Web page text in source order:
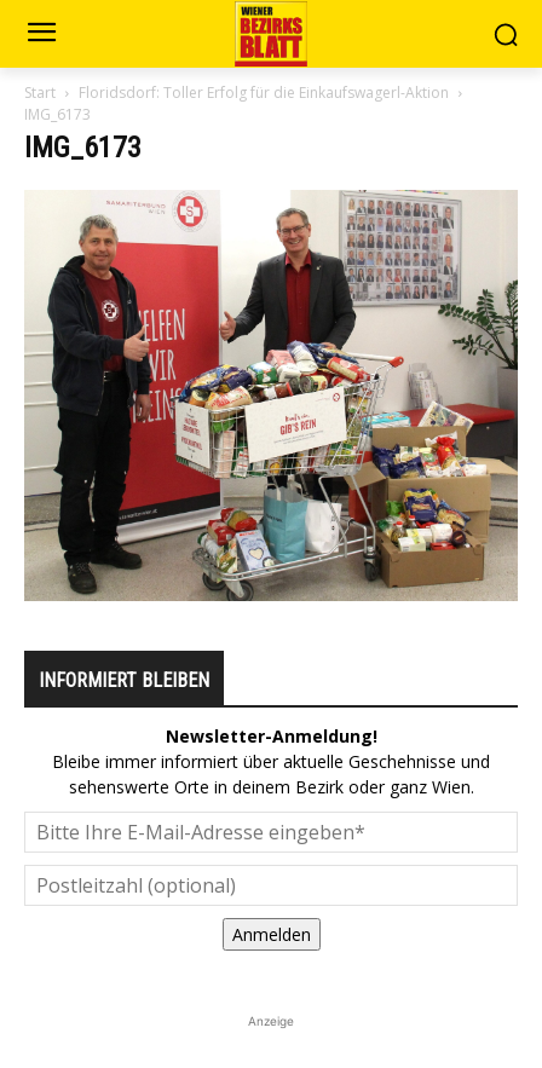
Start
Floridsdorf: Toller Erfolg für die Einkaufswagerl-Aktion
IMG_6173
IMG_6173
INFORMIERT BLEIBEN
Newsletter-Anmeldung!
Bleibe immer informiert über aktuelle Geschehnisse und
sehenswerte Orte in deinem Bezirk oder ganz Wien.
Anmelden
Anzeige